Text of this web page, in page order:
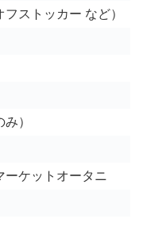
ストッカー など）
）
ーケットオータニ